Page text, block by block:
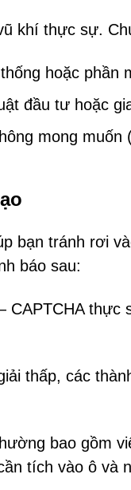
khí thực sự.
hoặc phần
đầu tư hoặc
mong muốn
bạn tránh rơi
báo sau:
CAPTCHA thực
thấp, các
bao gồm
tích vào ô và